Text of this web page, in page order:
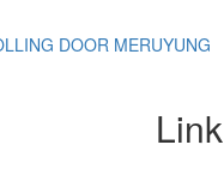
DOOR MERUYUNG
Link